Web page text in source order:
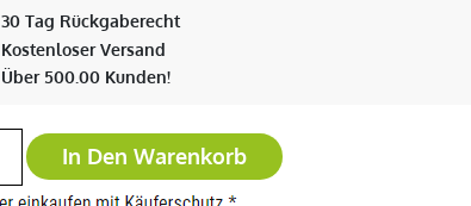
30 Tag Rückgaberecht
Kostenloser Versand
Über 500.00 Kunden!
In Den Warenkorb